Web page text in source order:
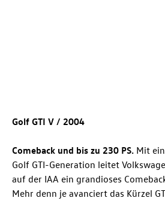
Golf GTI V / 2004
Comeback und bis zu 230 PS. Mit
Golf GTI-Generation leitet
auf der IAA ein grandioses
Mehr denn je avanciert das Kürzel